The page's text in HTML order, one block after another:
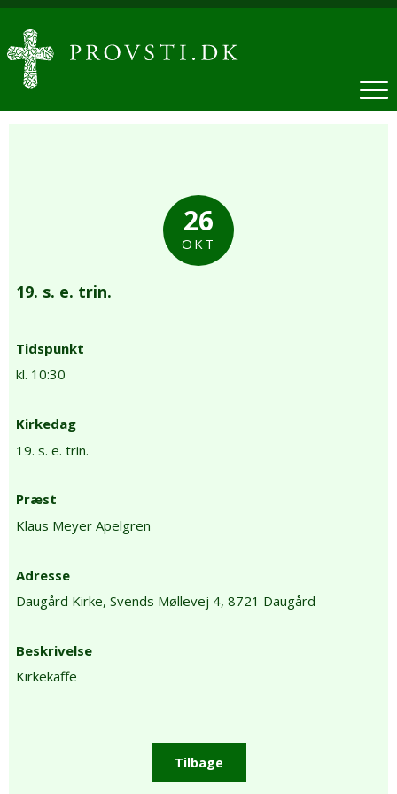
26
OKT
19. s. e. trin.
Tidspunkt
kl. 10:30
Kirkedag
19. s. e. trin.
Præst
Klaus Meyer Apelgren
Adresse
Daugård Kirke, Svends Møllevej 4, 8721 Daugård
Beskrivelse
Kirkekaffe
Tilbage